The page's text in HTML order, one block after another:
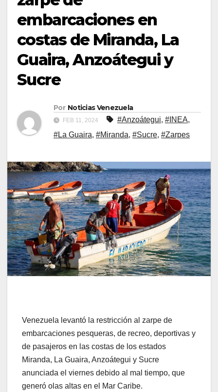
embarcaciones en
costas de Miranda, La
Guaira, Anzoátegui y
Sucre
Por Noticias Venezuela
FEB 11, 2024 #Anzoátegui, #INEA,
#La Guaira, #Miranda, #Sucre, #Zarpes
Venezuela levantó la restricción al zarpe de
embarcaciones pesqueras, de recreo, deportivas y
de pasajeros en las costas de los estados
Miranda, La Guaira, Anzoátegui y Sucre
anunciada el viernes debido al mal tiempo, que
generó olas altas en el Mar Caribe.